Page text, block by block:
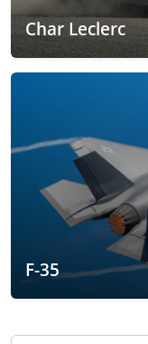
Char Leclerc
F-35